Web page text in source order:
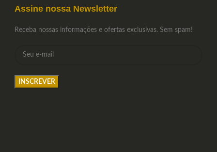
Assine nossa Newsletter
Receba nossas informações e ofertas exclusivas. Sem spam!